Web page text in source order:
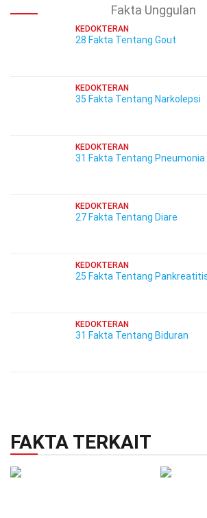
Fakta Unggulan
KEDOKTERAN
28 Fakta Tentang Gout
KEDOKTERAN
35 Fakta Tentang Narkolepsi
KEDOKTERAN
31 Fakta Tentang Pneumonia
KEDOKTERAN
27 Fakta Tentang Diare
KEDOKTERAN
25 Fakta Tentang
KEDOKTERAN
31 Fakta Tentang Biduran
FAKTA TERKAIT